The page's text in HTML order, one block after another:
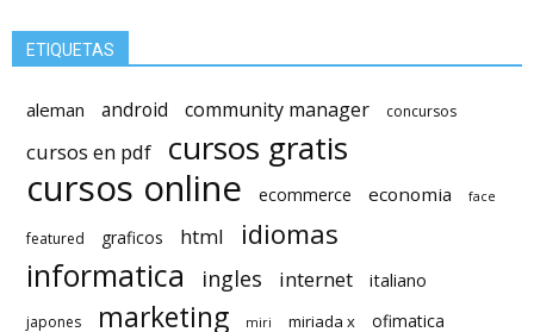
ETIQUETAS
aleman android community manager concursos
cursos en pdf cursos gratis
cursos online ecommerce economia face
featured graficos html idiomas
informatica ingles internet italiano
japones marketing miri miriada x ofimatica